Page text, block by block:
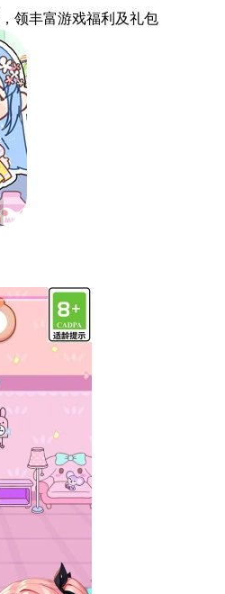
，领丰富游戏福利 及礼包